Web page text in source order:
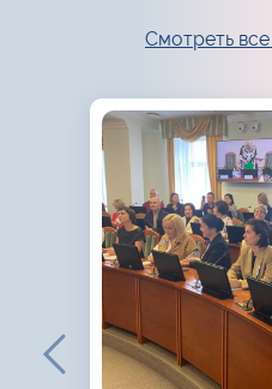
Смотреть